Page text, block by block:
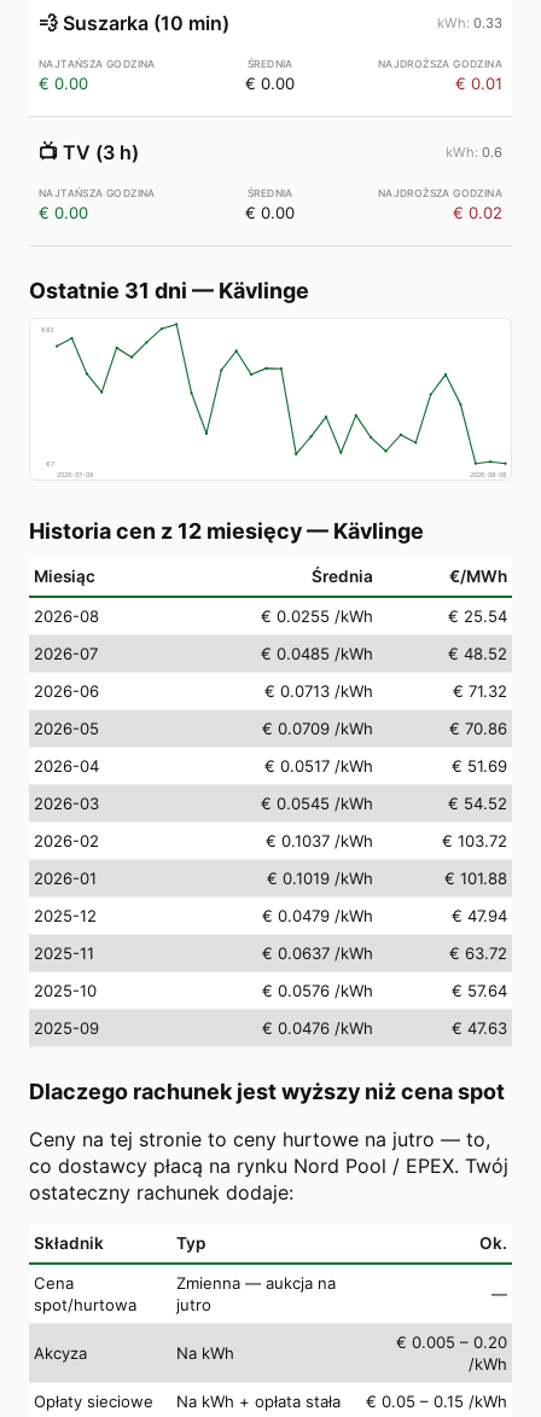
💨 Suszarka (10 min) 0.33
€ 0.00 € 0.00 € 0.01
📺 TV (3 h) 0.6
€ 0.00 € 0.00 € 0.02
Ostatnie 31 dni — Kävlinge
€83
€7
2026-07-09
2026-08-08
Historia cen z 12 miesięcy— Kävlinge
Miesiąc Średnia €/MWh
2026-08 € 0.0255 /kWh
€ 25.54
2026-07
€ 0.0485 /kWh
€ 48.52
2026-06
€ 0.0713 /kWh
€ 71.32
2026-05
€ 0.0709 /kWh
€ 70.86
2026-04
€ 0.0517 /kWh
€ 51.69
2026-03
€ 0.0545 /kWh
€ 54.52
2026-02
€ 0.1037 /kWh
€ 103.72
2026-01
€ 0.1019 /kWh
€ 101.88
2025-12
€ 0.0479 /kWh
€ 47.94
2025-11
€ 0.0637 /kWh
€ 63.72
2025-10
€ 0.0576 /kWh
€ 57.64
2025-09
€ 0.0476 /kWh € 47.63
Dlaczego rachunek jest wyższy niż cena spot
Ceny na tej stronie to ceny hurtowe na jutro — to,
co dostawcy płacą na rynku Nord Pool / EPEX. Twój
ostateczny rachunek dodaje:
Składnik Typ Ok.
Cena
spot/hurtowa
Zmienna — aukcja na
jutro
—
Akcyza Na kWh
€ 0.005 – 0.20
/kWh
Opłaty sieciowe
Na kWh + opłata stała
€ 0.05 – 0.15 /kWh